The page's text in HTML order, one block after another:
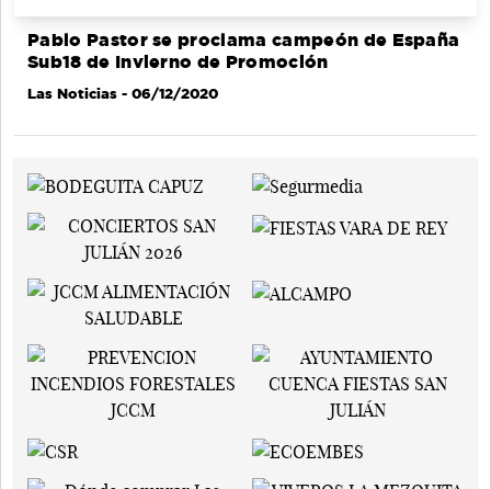
Pablo Pastor se proclama campeón de España
Sub18 de Invierno de Promoción
Las Noticias - 06/12/2020